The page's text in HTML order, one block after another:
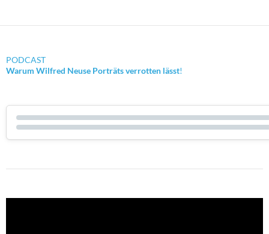
PODCAST
Warum Wilfred Neuse Porträts verrotten lässt!